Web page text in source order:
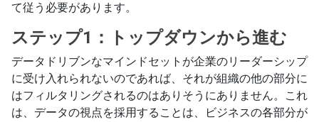
て従う必要があります。
ステップ1：トップダウンから進む
データドリブンなマインドセットが企業のリーダーシップ
に受け入れられないのであれば、それが組織の他の部分に
はフィルタリングされるのはありそうにありません。これ
は、データの視点を採用することは、ビジネスの各部分が